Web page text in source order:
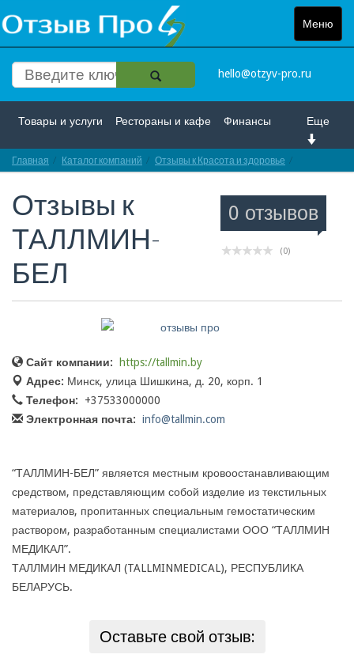
Меню
Toggle
hello@otzyv-pro.ru
Еще
Товары и услуги Рестораны и кафе Финансы
Красота и здоровье Спорт и развлечение
Интернет Путешествие и отдых
Недвижимость Работа Гос. учреждения
Личности
Главная Каталог компаний Отзывы к Красота и здоровье
0 отзывов
(0)
Отзывы к
ТАЛЛМИН-
БЕЛ
Сайт компании:
https://tallmin.by
Адрес: Минск, улица Шишкина, д. 20, корп. 1
Телефон:
+37533000000
Электронная почта: info@tallmin.com
“ТАЛЛМИН-БЕЛ” является местным кровоостанавливающим
средством, представляющим собой изделие из текстильных
материалов, пропитанных специальным гемостатическим
раствором, разработанным специалистами ООО “ТАЛЛМИН
МЕДИКАЛ”.
ТАЛЛМИН МЕДИКАЛ (TALLMINMEDICAL), РЕСПУБЛИКА
БЕЛАРУСЬ.
Оставьте свой отзыв: